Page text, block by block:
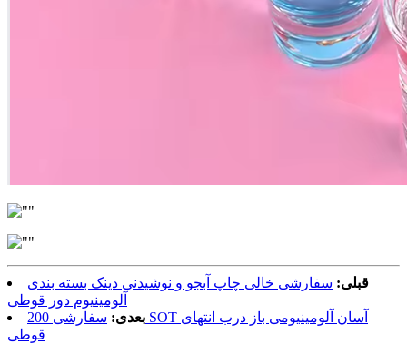
قبلی: سفارشی خالی چاپ آبجو و نوشیدنی دینک بسته بندی
آلومینیوم دور قوطی
بعدی:
سفارشی 200 SOT آسان آلومینیومی باز درب انتهای
قوطی